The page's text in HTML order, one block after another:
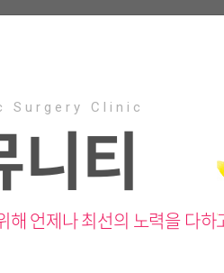
Surgery Clinic
니티
해 언제나 최선의 노력을 다하